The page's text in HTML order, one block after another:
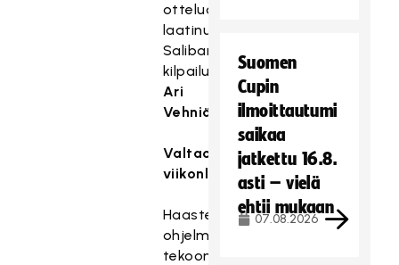
otteluohjelman
laatinut
Salibandyliiton
kilpailupäällikkö
Ari
Vehniäinen.
Valtaosa
viikonloppupelejä
Haasteen
ohjelman
tekoon
Suomen
Cupin
ilmoittautumi
saikaa
jatkettu 16.8.
asti – vielä
ehtii mukaan
07.08.2026